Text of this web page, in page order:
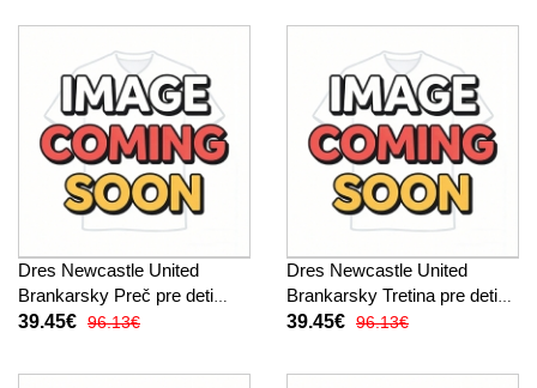
Dres Newcastle United
Brankarsky Preč pre deti
2025-26 Krátky Rukáv (+
39.45€ 96.13€
Dres Newcastle United
Brankarsky Tretina pre deti
2025-26 Krátky Rukáv (+
39.45€ 96.13€